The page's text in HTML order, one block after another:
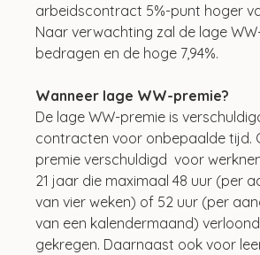
arbeidscontract 5%-punt hoger
Naar verwachting zal de lage
bedragen en de hoge 7,94%.
Wanneer lage WW-premie?
De lage WW-premie is
contracten voor onbepaalde tijd.
premie verschuldigd  voor
21 jaar die maximaal 48 uur (per
van vier weken) of 52 uur (per
van een kalendermaand)
gekregen. Daarnaast ook voor